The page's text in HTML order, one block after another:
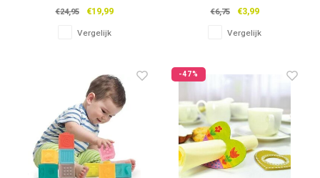
€24,95 €19,99
Vergelijk
€6,75 €3,99
Vergelijk
-47%